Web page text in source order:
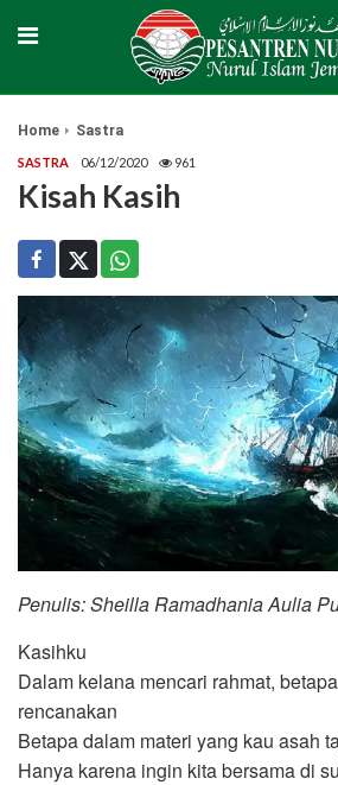
Home Sastra
SASTRA 06/12/2020 961
Kisah Kasih
Penulis: Sheilla Ramadhania Aulia
Kasihku
Dalam kelana mencari rahmat,
rencanakan
Betapa dalam materi yang kau asah
Hanya karena ingin kita bersama di